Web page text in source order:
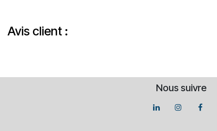
Avis client :
Nous suivre